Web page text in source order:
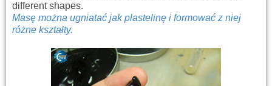
different shapes.
Masę można ugniatać jak plastelinę i formować z niej
różne kształty.